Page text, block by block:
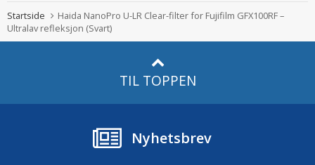
Startside
Haida NanoPro U-LR Clear-filter for Fujifilm GFX100RF –
Ultralav refleksjon (Svart)
TIL TOPPEN
Nyhetsbrev